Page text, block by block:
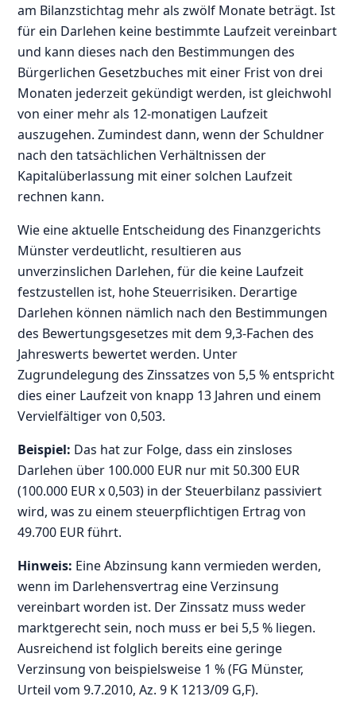
am Bilanzstichtag mehr als zwölf Monate beträgt. Ist
für ein Darlehen keine bestimmte Laufzeit vereinbart
und kann dieses nach den Bestimmungen des
Bürgerlichen Gesetzbuches mit einer Frist von drei
Monaten jederzeit gekündigt werden, ist gleichwohl
von einer mehr als 12-monatigen Laufzeit
auszugehen. Zumindest dann, wenn der Schuldner
nach den tatsächlichen Verhältnissen der
Kapitalüberlassung mit einer solchen Laufzeit
rechnen kann.
Wie eine aktuelle Entscheidung des Finanzgerichts
Münster verdeutlicht, resultieren aus
unverzinslichen Darlehen, für die keine Laufzeit
festzustellen ist, hohe Steuerrisiken. Derartige
Darlehen können nämlich nach den Bestimmungen
des Bewertungsgesetzes mit dem 9,3-Fachen des
Jahreswerts bewertet werden. Unter
Zugrundelegung des Zinssatzes von 5,5 % entspricht
dies einer Laufzeit von knapp 13 Jahren und einem
Vervielfältiger von 0,503.
Beispiel: Das hat zur Folge, dass ein zinsloses
Darlehen über 100.000 EUR nur mit 50.300 EUR
(100.000 EUR x 0,503) in der Steuerbilanz passiviert
wird, was zu einem steuerpflichtigen Ertrag von
49.700 EUR führt.
Hinweis: Eine Abzinsung kann vermieden werden,
wenn im Darlehensvertrag eine Verzinsung
vereinbart worden ist. Der Zinssatz muss weder
marktgerecht sein, noch muss er bei 5,5 % liegen.
Ausreichend ist folglich bereits eine geringe
Verzinsung von beispielsweise 1 % (FG Münster,
Urteil vom 9.7.2010, Az. 9 K 1213/09 G,F).